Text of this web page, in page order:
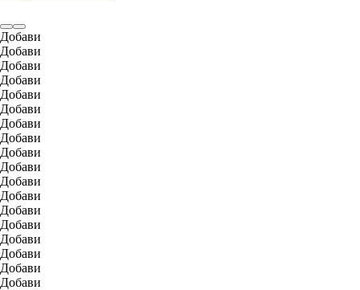
Добави
Добави
Добави
Добави
Добави
Добави
Добави
Добави
Добави
Добави
Добави
Добави
Добави
Добави
Добави
Добави
Добави
Добави